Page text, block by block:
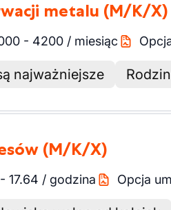
metalu (M/K/X)
- 4200 / miesiąc
najważniejsze
(M/K/X)
- 17.64 / godzina Opcja